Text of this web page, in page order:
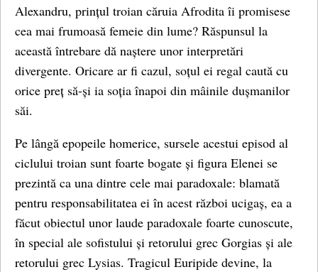
Alexandru, prințul troian căruia Afrodita îi promisese
cea mai frumoasă femeie din lume? Răspunsul la
această întrebare dă naștere unor interpretări
divergente. Oricare ar fi cazul, soțul ei regal caută cu
orice preț să-și ia soția înapoi din mâinile dușmanilor
săi.
Pe lângă epopeile homerice, sursele acestui episod al
ciclului troian sunt foarte bogate și figura Elenei se
prezintă ca una dintre cele mai paradoxale: blamată
pentru responsabilitatea ei în acest război ucigaș, ea a
făcut obiectul unor laude paradoxale foarte cunoscute,
în special ale sofistului și retorului grec Gorgias și ale
retorului grec Lysias. Tragicul Euripide devine, la